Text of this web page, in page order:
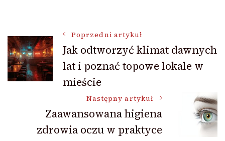
Nawigacja
wpisu
Poprzedni artykuł
Jak odtworzyć klimat dawnych
lat i poznać topowe lokale w
mieście
Następny artykuł
Zaawansowana higiena
zdrowia oczu w praktyce